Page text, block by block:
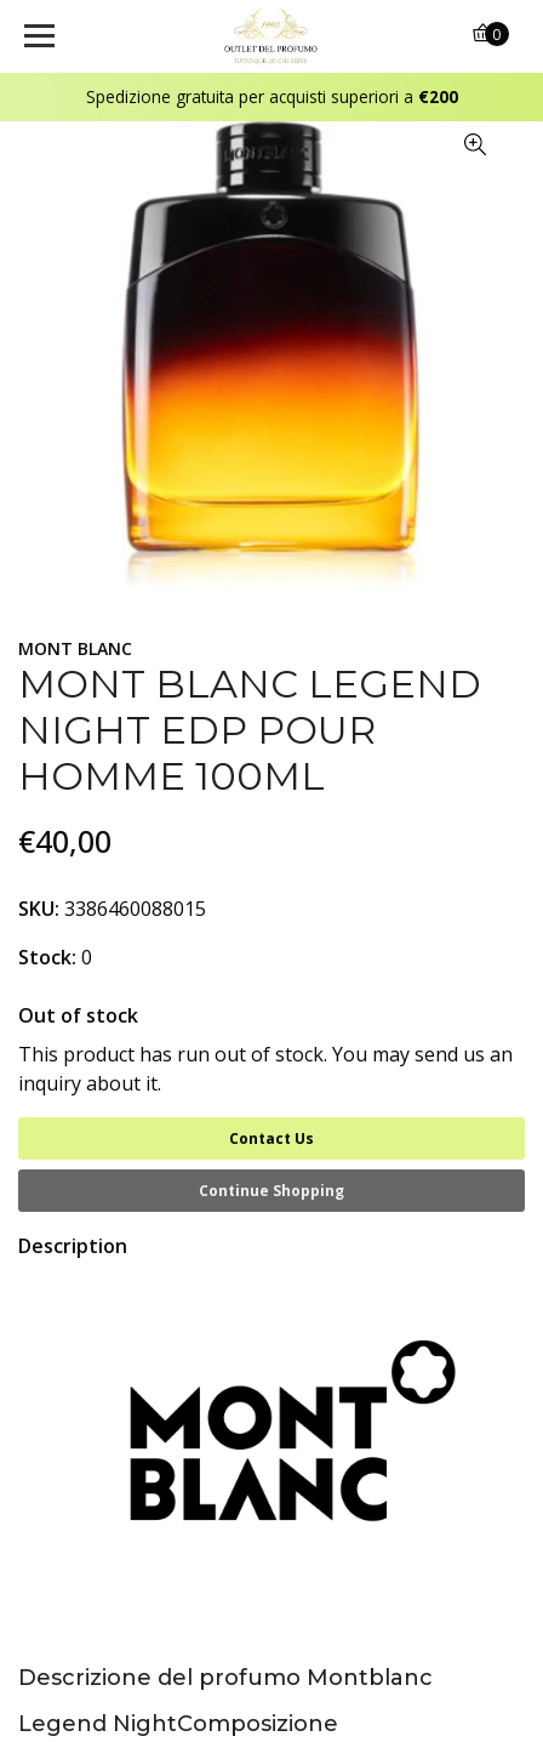
Spedizione gratuita per acquisti superiori a €200
0
MONT BLANC
MONT BLANC LEGEND
NIGHT EDP POUR
HOMME 100ML
€40,00
SKU: 3386460088015
Stock: 0
Out of stock
This product has run out of stock. You may send us an
inquiry about it.
Contact Us
Continue Shopping
Description
Descrizione del profumo Montblanc
Legend NightComposizione